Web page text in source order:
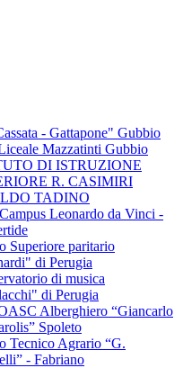
- Gattapone" Gubbio
Mazzatinti Gubbio
DI ISTRUZIONE
R. CASIMIRI
TADINO
Leonardo da Vinci -
Superiore paritario
di Perugia
di musica
di Perugia
Alberghiero “Giancarlo
Spoleto
Tecnico Agrario “G.
- Fabriano